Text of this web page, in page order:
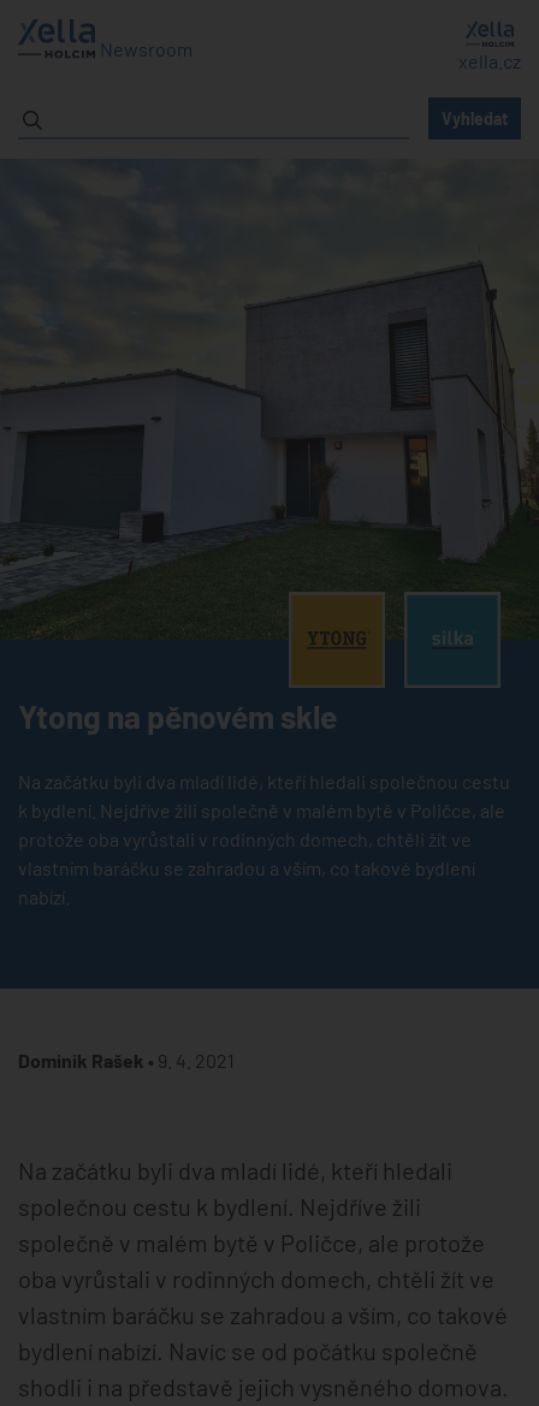
Newsroom
xella.cz
Ytong na pěnovém skle
Na začátku byli dva mladí lidé, kteří hledali společnou cestu
k bydlení. Nejdříve žili společně v malém bytě v Poličce, ale
protože oba vyrůstali v rodinných domech, chtěli žít ve
vlastním baráčku se zahradou a vším, co takové bydlení
nabízí.
Dominik Rašek • 9. 4. 2021
Na začátku byli dva mladí lidé, kteří hledali
společnou cestu k bydlení. Nejdříve žili
společně v malém bytě v Poličce, ale protože
oba vyrůstali v rodinných domech, chtěli žít ve
vlastním baráčku se zahradou a vším, co takové
bydlení nabízí. Navíc se od počátku společně
shodli i na představě jejich vysněného domova.